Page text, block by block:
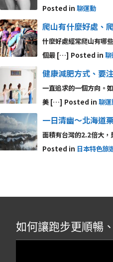
Posted in 聊運動
爬山有什麼好處、
什麼好處經常爬山有哪
個最 […] Posted in
健康減肥方式、要
一直追求的一個方向。
美 […] Posted in 聊
一日清幽～北海道
面積有台灣的2.2倍大
Posted in 日本特色旅
如何讓跑步更順暢